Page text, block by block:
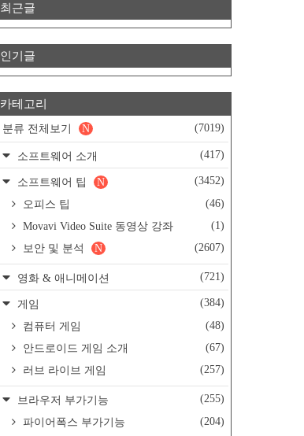
최근글
인기글
카테고리
분류 전체보기 (7019)
N
소프트웨어 소개 (417)
소프트웨어 팁 (3452)
N
오피스 팁
(46)
Movavi Video Suite 동영상 강좌
(1)
보안 및 분석
(2607)
N
영화 & 애니메이션 (721)
게임
(384)
컴퓨터 게임
(48)
안드로이드 게임 소개
(67)
러브 라이브 게임
(257)
브라우저 부가기능
(255)
파이어폭스 부가기능
(204)